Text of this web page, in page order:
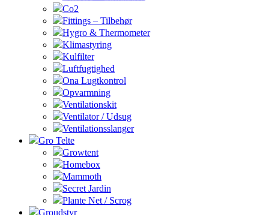
Co2
Fittings – Tilbehør
Hygro & Thermometer
Klimastyring
Kulfilter
Luftfugtighed
Ona Lugtkontrol
Opvarmning
Ventilationskit
Ventilator / Udsug
Ventilationsslanger
Gro Telte
Growtent
Homebox
Mammoth
Secret Jardin
Plante Net / Scrog
Groudstyr